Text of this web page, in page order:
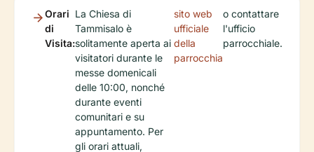
Orari
di
Visita:
La Chiesa di
Tammisalo è
solitamente aperta ai
visitatori durante le
messe domenicali
delle 10:00, nonché
durante eventi
comunitari e su
appuntamento. Per
gli orari attuali,
sito web
ufficiale
della
parrocchia
o contattare
l'ufficio
parrocchiale.